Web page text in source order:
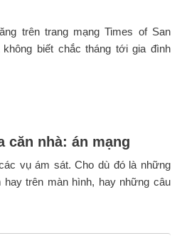
trên trang mạng Times of San
không biết chắc tháng tới gia đình
căn nhà: án mạng
vụ ám sát. Cho dù đó là những
trên màn hình, hay những câu